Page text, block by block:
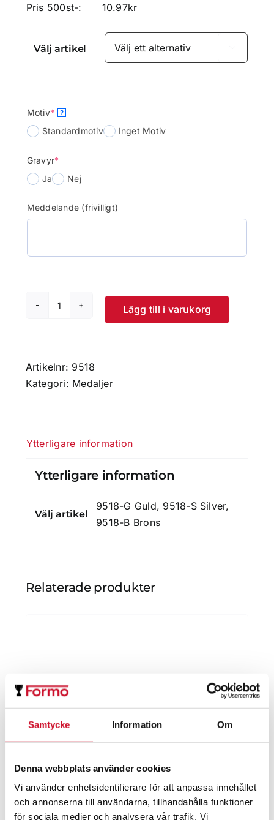
Samtycke Information Om
Denna webbplats använder cookies
Vi använder enhetsidentifierare för att anpassa innehållet
och annonserna till användarna, tillhandahålla funktioner
för sociala medier och analysera vår trafik. Vi
Pris 500st-:
10.97kr
Välj artikel
Motiv* (required)
?
Standardmotiv Inget Motiv
Gravyr*
Ja
Nej
Meddelande (frivilligt)
Medalj
standardmotiv
Lägg till i varukorg
Artikelnr: 9518
Kategori: Medaljer
Ytterligare information
Ytterligare information
Välj artikel
9518-G Guld, 9518-S Silver,
9518-B Brons
Relaterade produkter